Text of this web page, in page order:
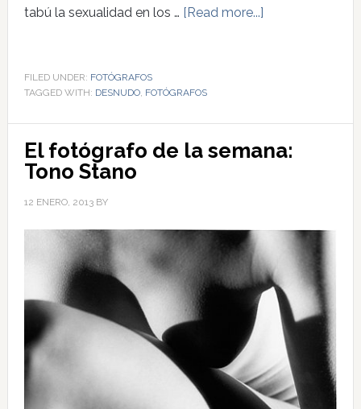
tabú la sexualidad en los … [Read more...]
FILED UNDER: FOTÓGRAFOS
TAGGED WITH: DESNUDO, FOTÓGRAFOS
El fotógrafo de la semana:
Tono Stano
12 ENERO, 2013BY